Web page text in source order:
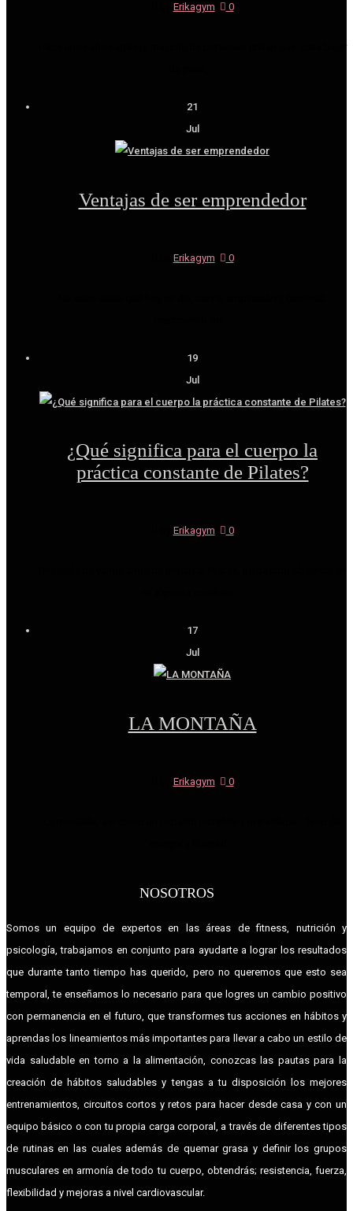
Erikagym 0
21
Jul
Ventajas de ser emprendedor
Erikagym 0
19
Jul
¿Qué significa para el cuerpo la
práctica constante de Pilates?
Erikagym 0
17
Jul
LA MONTAÑA
Erikagym 0
NOSOTROS
Somos un equipo de expertos en las áreas de fitness, nutrición y
psicología, trabajamos en conjunto para ayudarte a lograr los resultados
que durante tanto tiempo has querido, pero no queremos que esto sea
temporal, te enseñamos lo necesario para que logres un cambio positivo
con permanencia en el futuro, que transformes tus acciones en hábitos y
aprendas los lineamientos más importantes para llevar a cabo un estilo de
vida saludable en torno a la alimentación, conozcas las pautas para la
creación de hábitos saludables y tengas a tu disposición los mejores
entrenamientos, circuitos cortos y retos para hacer desde casa y con un
equipo básico o con tu propia carga corporal, a través de diferentes tipos
de rutinas en las cuales además de quemar grasa y definir los grupos
musculares en armonía de todo tu cuerpo, obtendrás; resistencia, fuerza,
flexibilidad y mejoras a nivel cardiovascular.